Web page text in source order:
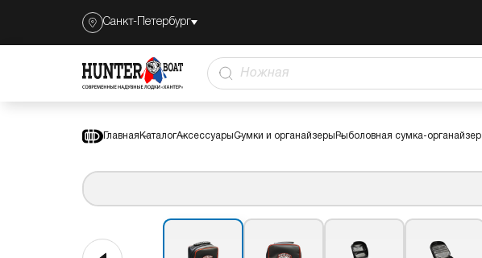
Санкт-Петербург
Защит
Рыболовная сумка-органайзер
Главная КаталогАксессуарыСумки и органайзеры Рыболовная сумка-органайзер